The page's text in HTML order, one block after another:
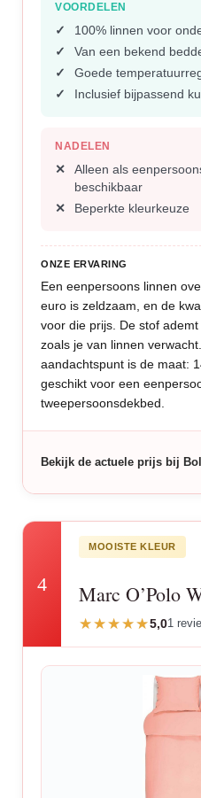
VOORDELEN
100% linnen voor
Van een bekend
Goede
Inclusief bijpassend
NADELEN
Alleen als
beschikbaar
Beperkte kleurkeuze
ONZE ERVARING
Een eenpersoons linnen
euro is zeldzaam, en de
voor die prijs. De stof
zoals je van linnen
aandachtspunt is de maat:
geschikt voor een
tweepersoonsdekbed.
Bekijk de actuele prijs bij
4
MOOISTE KLEUR
Marc O’Polo
5,01